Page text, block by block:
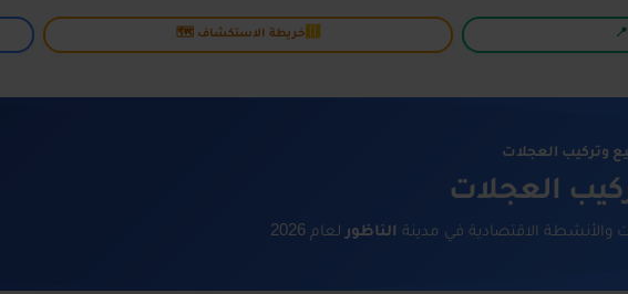
خريطة الاستكشاف 🗺️
وتركيب العجلات
العجلات
الاقتصادية في مدينة الناظورلعام 2026